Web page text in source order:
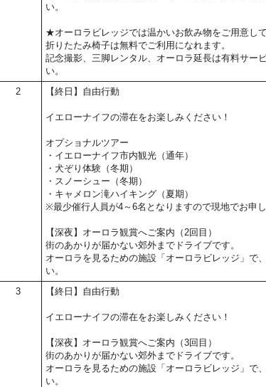
い。
★オーロラビレッジでは温かいお飲み物をご用意して
折りたたみ椅子は無料でご利用になれます。
記念撮影、三脚レンタル、オーロラ延長は有料サー
い。
2 【終日】自由行動
イエローナイフの滞在をお楽しみください！
オプショナルツアー
・イエローナイフ市内観光（通年）
・犬ぞり体験（冬期）
・スノーシュー（冬期）
・キャメロン滝ハイキング（夏期）
※最少催行人員が4～6名となりますので現地でお申し
【深夜】オーロラ観賞へご案内（2回目）
街のあかりが届かない郊外までドライブです。
オーロラを見るための施設「オーロラビレッジ」で
い。
3 【終日】自由行動
イエローナイフの滞在をお楽しみください！
【深夜】オーロラ観賞へご案内（3回目）
街のあかりが届かない郊外までドライブです。
オーロラを見るための施設「オーロラビレッジ」で
い。